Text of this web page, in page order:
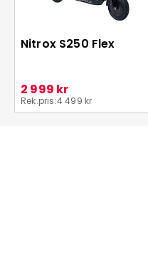
Nitrox S250 Flex
Rek.pris:4 499 kr
2 999 kr